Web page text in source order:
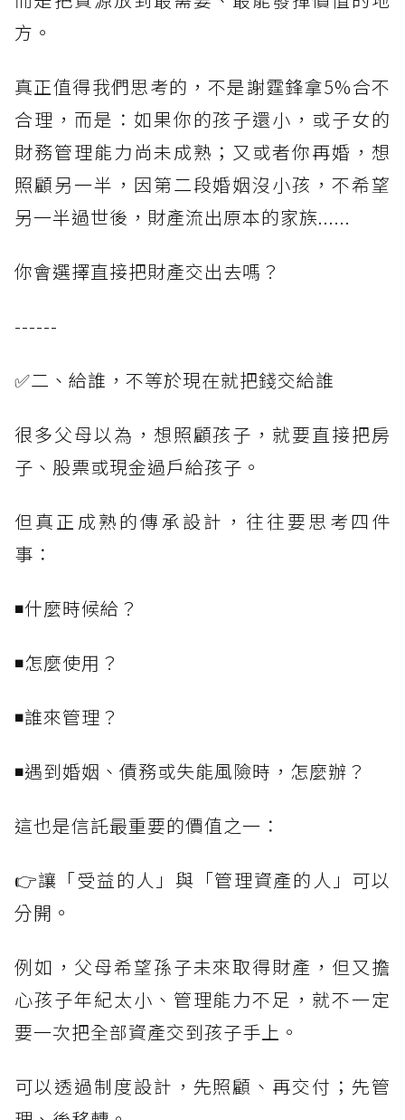
方。
真正值得我們思考的，不是謝霆鋒拿5%合不
合理，而是：如果你的孩子還小，或子女的
財務管理能力尚未成熟；又或者你再婚，想
照顧另一半，因第二段婚姻沒小孩，不希望
另一半過世後，財產流出原本的家族......
你會選擇直接把財產交出去嗎？
------
✅二、給誰，不等於現在就把錢交給誰
很多父母以為，想照顧孩子，就要直接把房
子、股票或現金過戶給孩子。
但真正成熟的傳承設計，往往要思考四件
事：
◾什麼時候給？
◾怎麼使用？
◾誰來管理？
◾遇到婚姻、債務或失能風險時，怎麼辦？
這也是信託最重要的價值之一：
👉讓「受益的人」與「管理資產的人」可以
分開。
例如，父母希望孫子未來取得財產，但又擔
心孩子年紀太小、管理能力不足，就不一定
要一次把全部資產交到孩子手上。
可以透過制度設計，先照顧、再交付；先管